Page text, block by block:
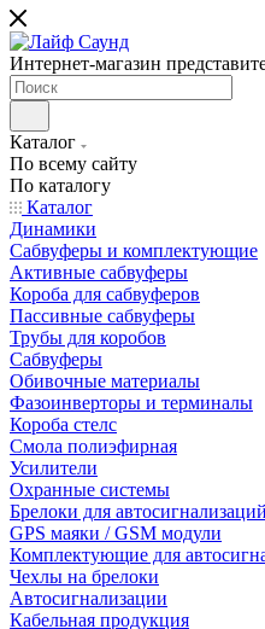
Интернет-магазин
Каталог
По всему сайту
По каталогу
Каталог
Динамики
Сабвуферы и комплектующие
Активные сабвуферы
Короба для сабвуферов
Пассивные сабвуферы
Трубы для коробов
Сабвуферы
Обивочные материалы
Фазоинверторы и терминалы
Короба стелс
Смола полиэфирная
Усилители
Охранные системы
Брелоки для автосигнализаций
GPS маяки / GSM модули
Комплектующие для
Чехлы на брелоки
Автосигнализации
Кабельная продукция